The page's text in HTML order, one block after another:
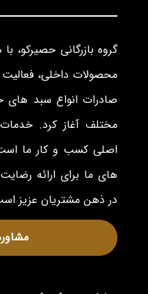
گروه بازرگانی
محصولات داخلی،
صادرات انواع سبد های
مختلف آغاز کرد.
اصلی کسب و کار ما
های ما برای ارائه
در ذهن مشتریان عزیز